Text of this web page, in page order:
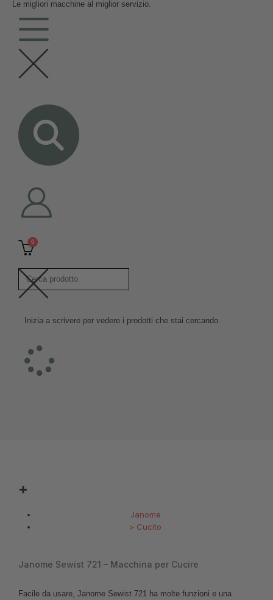
contenuto
Le migliori macchine al miglior servizio.
0
Inizia a scrivere per vedere i prodotti che stai cercando.
Janome
> Cucito
Janome Sewist 721 – Macchina per Cucire
Facile da usare, Janome Sewist 721 ha molte funzioni e una